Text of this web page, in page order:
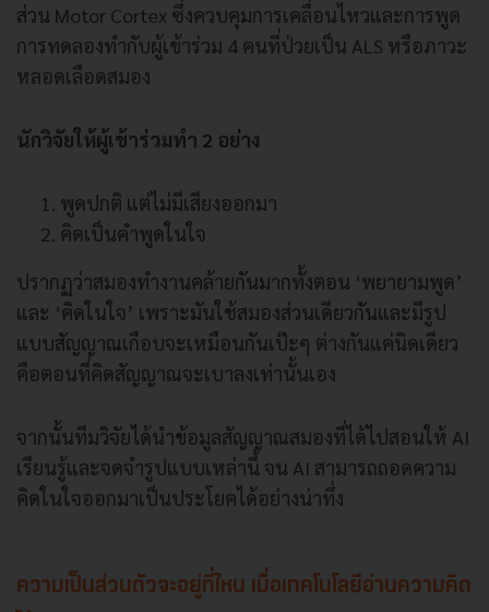
ส่วน Motor Cortex ซึ่งควบคุมการเคลื่อนไหวและการพูด
การทดลองทำกับผู้เข้าร่วม 4 คนที่ป่วยเป็น ALS หรือภาวะ
หลอดเลือดสมอง
นักวิจัยให้ผู้เข้าร่วมทำ 2 อย่าง
พูดปกติ แต่ไม่มีเสียงออกมา
คิดเป็นคำพูดในใจ
ปรากฏว่าสมองทำงานคล้ายกันมากทั้งตอน ‘พยายามพูด’
และ ‘คิดในใจ’ เพราะมันใช้สมองส่วนเดียวกันและมีรูป
แบบสัญญาณเกือบจะเหมือนกันเป๊ะๆ ต่างกันแค่นิดเดียว
คือตอนที่คิดสัญญาณจะเบาลงเท่านั้นเอง
จากนั้นทีมวิจัยได้นำข้อมูลสัญญาณสมองที่ได้ไปสอนให้ AI
เรียนรู้และจดจำรูปแบบเหล่านี้ จน AI สามารถถอดความ
คิดในใจออกมาเป็นประโยคได้อย่างน่าทึ่ง
ความเป็นส่วนตัวจะอยู่ที่ไหน เมื่อเทคโนโลยีอ่านความคิด